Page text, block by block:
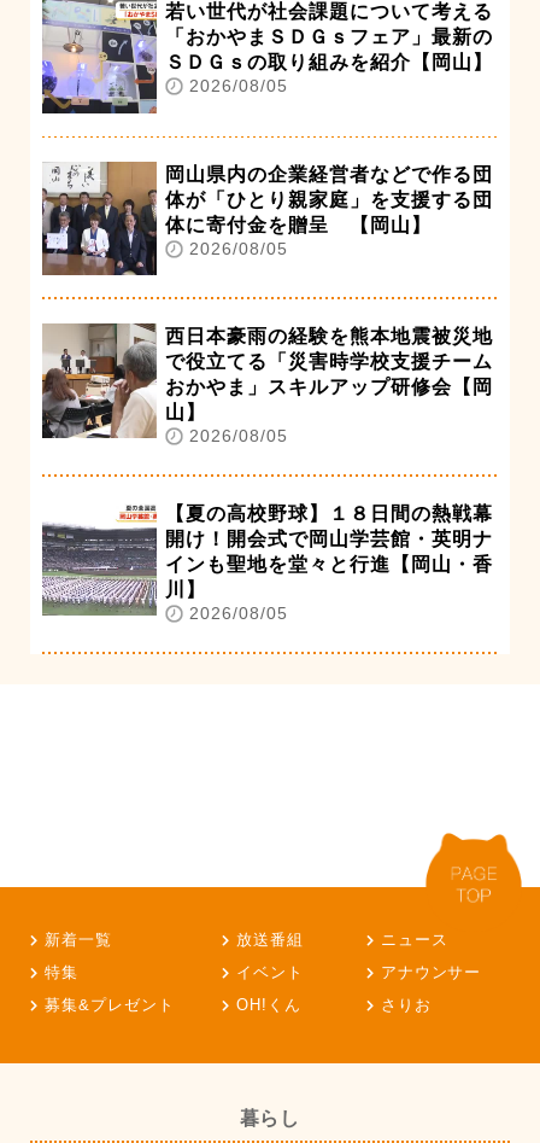
若い世代が社会課題について考える
「おかやまＳＤＧｓフェア」最新の
ＳＤＧｓの取り組みを紹介【岡山】
2026/08/05
岡山県内の企業経営者などで作る団
体が「ひとり親家庭」を支援する団
体に寄付金を贈呈 【岡山】
2026/08/05
西日本豪雨の経験を熊本地震被災地
で役立てる「災害時学校支援チーム
おかやま」スキルアップ研修会【岡
山】
2026/08/05
【夏の高校野球】１８日間の熱戦幕
開け！開会式で岡山学芸館・英明ナ
インも聖地を堂々と行進【岡山・香
川】
2026/08/05
新着一覧 放送番組
ニュース
特集
イベント
アナウンサー
募集&プレゼント
OH!くん さりお
暮らし